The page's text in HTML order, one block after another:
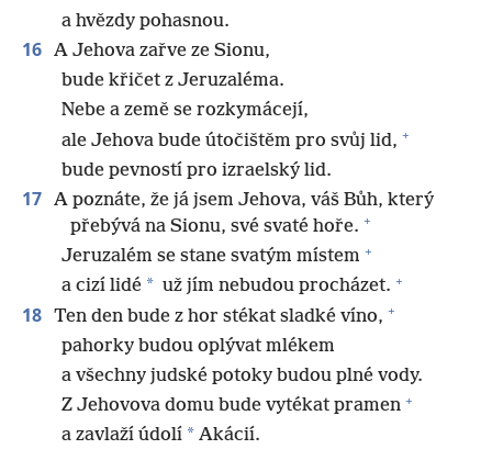
a hvězdy pohasnou.
16 A Jehova zařve ze Sionu,
bude křičet z Jeruzaléma.
Nebe a země se rozkymácejí,
ale Jehova bude útočištěm pro svůj lid, +
bude pevností pro izraelský lid.
17 A poznáte, že já jsem Jehova, váš Bůh, který
přebývá na Sionu, své svaté hoře. +
Jeruzalém se stane svatým místem +
a cizí lidé * už jím nebudou procházet. +
18 Ten den bude z hor stékat sladké víno, +
pahorky budou oplývat mlékem
a všechny judské potoky budou plné vody.
Z Jehovova domu bude vytékat pramen +
a zavlaží údolí * Akácií.